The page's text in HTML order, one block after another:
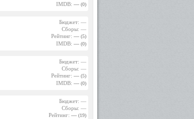
IMDB: — (0)
Бюджет: —
Сборы: —
Рейтинг: — (5)
IMDB: — (0)
Бюджет: —
Сборы: —
Рейтинг: — (5)
IMDB: — (0)
Бюджет: —
Сборы: —
Рейтинг: — (19)